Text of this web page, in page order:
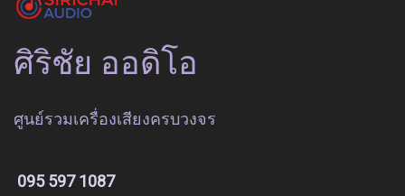
ศิริชัย ออดิโอ
ศูนย์รวมเครื่องเสียงครบวงจร
095 597 1087